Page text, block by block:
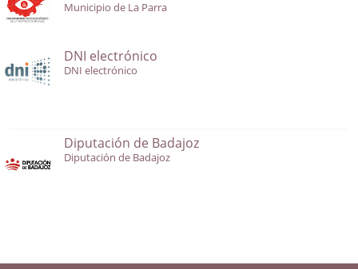
Municipio de La Parra
DNI electrónico
DNI electrónico
Diputación de Badajoz
Diputación de Badajoz